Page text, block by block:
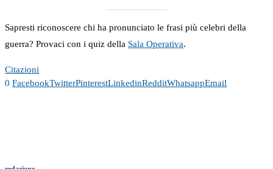
Sapresti riconoscere chi ha pronunciato le frasi più celebri della
guerra? Provaci con i quiz della Sala Operativa.
Citazioni
0 FacebookTwitterPinterestLinkedinRedditWhatsappEmail